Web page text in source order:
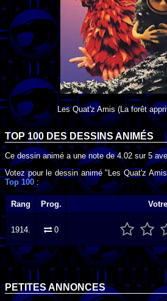
Les Quat'z Amis(La forêt
TOP 100 DES DESSINS ANIMÉS
Ce dessin animé a une note de4.02 sur 5
Votez pour le dessin animé "Les Quat'z
Top 100 :
Rang Prog.
1914. 0
PETITES ANNONCES